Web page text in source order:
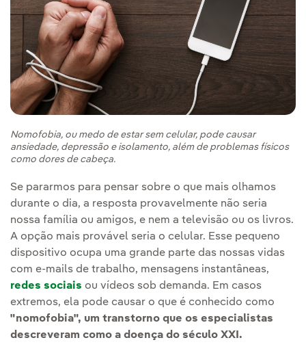
Nomofobia, ou medo de estar sem celular, pode causar
ansiedade, depressão e isolamento, além de problemas físicos
como dores de cabeça.
Se pararmos para pensar sobre o que mais olhamos
durante o dia, a resposta provavelmente não seria
nossa família ou amigos, e nem a televisão ou os livros.
A opção mais provável seria o celular. Esse pequeno
dispositivo ocupa uma grande parte das nossas vidas
com e-mails de trabalho, mensagens instantâneas,
redes sociais ou vídeos sob demanda. Em casos
extremos, ela pode causar o que é conhecido como
"nomofobia", um transtorno que os especialistas
descreveram como a doença do século XXI.